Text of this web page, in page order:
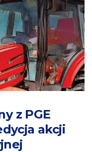
z PGE
akcji